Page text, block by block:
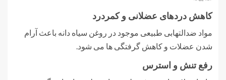
کاهش دردهای عضلانی و کمردرد
مواد ضدالتهابی طبیعی موجود در روغن سیاه دانه باعث آرام
شدن عضلات و کاهش گرفتگی ها می شود.
رفع تنش و استرس